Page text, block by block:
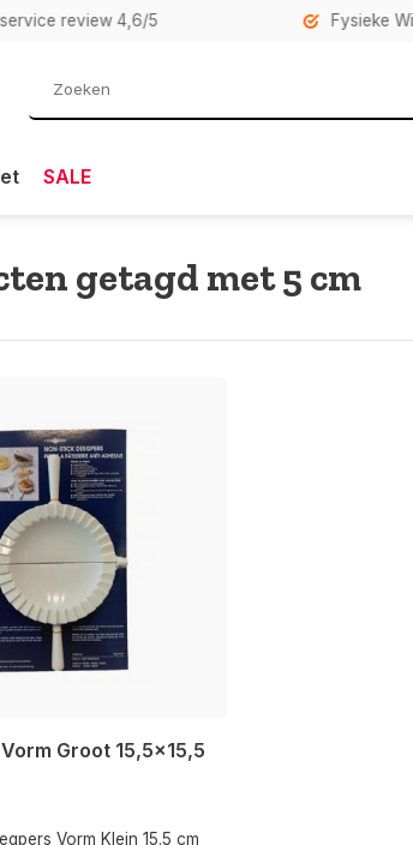
review 4,6/5 Fysieke
SALE
getagd met 5 cm
Groot 15,5x15,5
Vorm Klein 15.5 cm